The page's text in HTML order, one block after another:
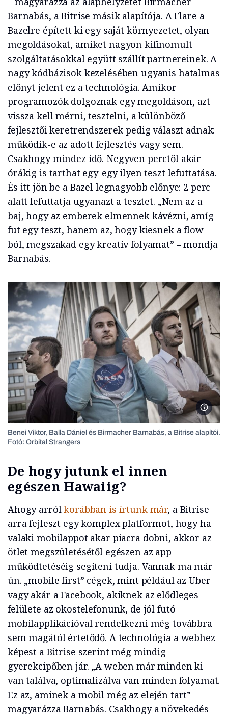
Barnabás, a Bitrise másik alapítója. A Flare a
Bazelre épített ki egy saját környezetet, olyan
megoldásokat, amiket nagyon kifinomult
szolgáltatásokkal együtt szállít partnereinek. A
nagy kódbázisok kezelésében ugyanis hatalmas
előnyt jelent ez a technológia. Amikor
programozók dolgoznak egy megoldáson, azt
vissza kell mérni, tesztelni, a különböző
fejlesztői keretrendszerek pedig választ adnak:
működik-e az adott fejlesztés vagy sem.
Csakhogy mindez idő. Negyven perctől akár
órákig is tarthat egy-egy ilyen teszt lefuttatása.
És itt jön be a Bazel legnagyobb előnye: 2 perc
alatt lefuttatja ugyanazt a tesztet. „Nem az a
baj, hogy az emberek elmennek kávézni, amíg
fut egy teszt, hanem az, hogy kiesnek a flow-
ból, megszakad egy kreatív folyamat” – mondja
Barnabás.
A
Benei Viktor, Balla Dániel és Birmacher Barnabás, a Bitrise alapítói.
Fotó: Orbital Strangers
De hogy jutunk el innen
egészen Hawaiig?
Ahogy arrólkorábban is írtunk már, a Bitrise
arra fejleszt egy komplex platformot, hogy ha
valaki mobilappot akar piacra dobni, akkor az
ötlet megszületésétől egészen az app
működtetéséig segíteni tudja. Vannak ma már
ún. „mobile first” cégek, mint például az Uber
vagy akár a Facebook, akiknek az elődleges
felülete az okostelefonunk, de jól futó
mobilapplikációval rendelkezni még továbbra
sem magától értetődő. A technológia a webhez
képest a Bitrise szerint még mindig
gyerekcipőben jár. „A weben már minden ki
van találva, optimalizálva van minden folyamat.
Ez az, aminek a mobil még az elején tart” –
magyarázza Barnabás. Csakhogy a növekedés